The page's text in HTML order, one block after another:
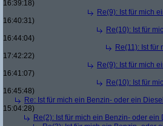
16:39:18)
Re(9): Ist für mich
16:40:31)
Re(10): Ist für
16:44:04)
Re(11): Ist
17:42:22)
Re(9): Ist für mich
16:41:07)
Re(10): Ist für
16:45:48)
Re: Ist für mich ein Benzin- oder ein
15:04:28)
Re(2): Ist für mich ein Benzin- oder